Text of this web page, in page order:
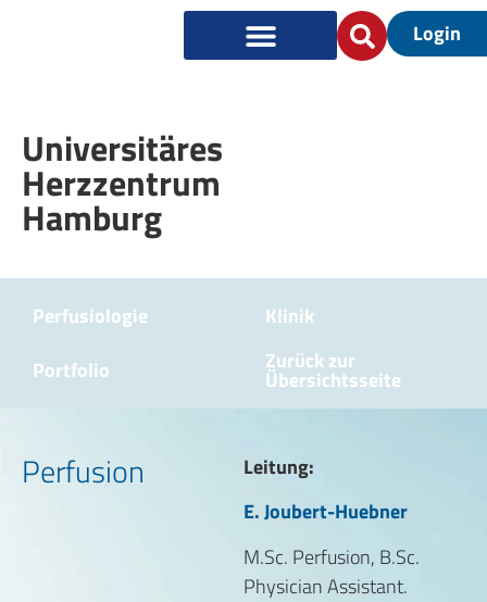
Login
Universitäres
Herzzentrum
Hamburg
Perfusiologie
Klinik
Portfolio
Zurück zur
Übersichtsseite
Perfusion
Leitung:
E. Joubert-Huebner
M.Sc. Perfusion, B.Sc.
Physician Assistant.